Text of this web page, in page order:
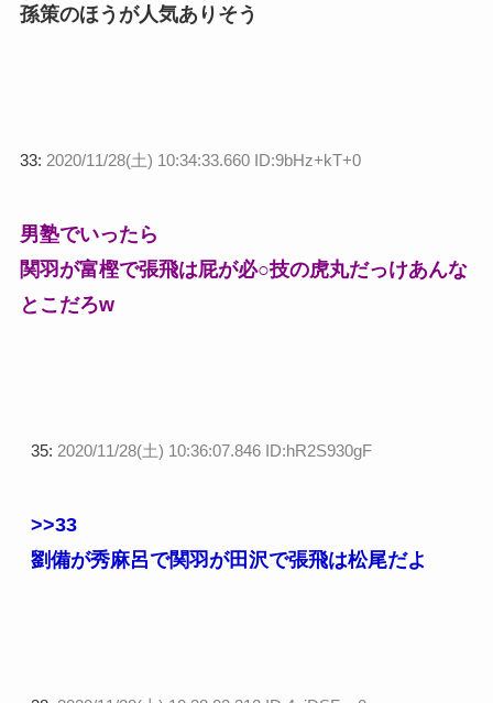
孫策のほうが人気ありそう
33: 2020/11/28(土) 10:34:33.660 ID:9bHz+kT+0
男塾でいったら
関羽が富樫で張飛は屁が必○技の虎丸だっけあんな
とこだろw
35: 2020/11/28(土) 10:36:07.846 ID:hR2S930gF
>>33
劉備が秀麻呂で関羽が田沢で張飛は松尾だよ